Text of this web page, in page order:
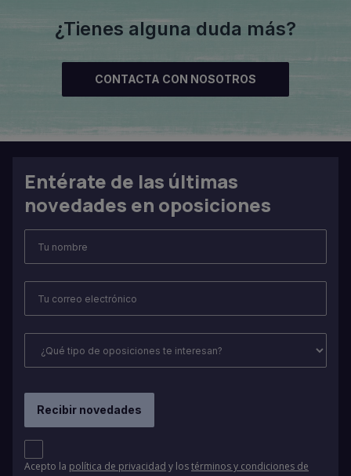
¿Tienes alguna duda más?
CONTACTA CON NOSOTROS
Entérate de las últimas
novedades en oposiciones
Acepto la política de privacidad y lostérminos y condiciones de